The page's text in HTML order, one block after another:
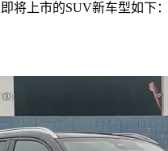
将上市的SUV新车型如下：